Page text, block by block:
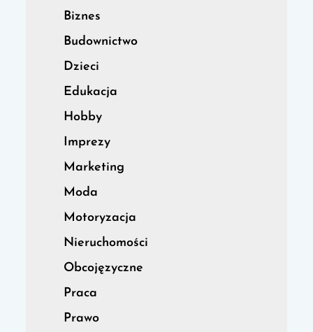
Biznes
Budownictwo
Dzieci
Edukacja
Hobby
Imprezy
Marketing
Moda
Motoryzacja
Nieruchomości
Obcojęzyczne
Praca
Prawo